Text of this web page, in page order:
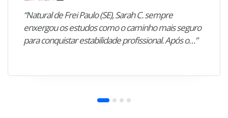
“Natural de Frei Paulo (SE), Sarah C. sempre
enxergou os estudos como o caminho mais seguro
para conquistar estabilidade profissional. Após o…”